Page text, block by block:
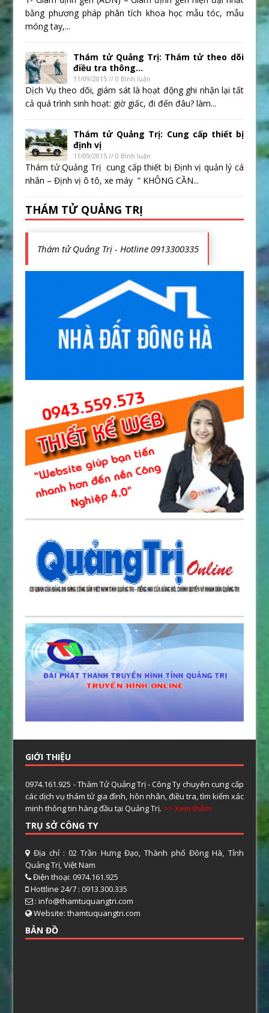
bằng phương pháp phân tích khoa học mẫu tóc, mẫu
móng tay,...
Thám tử Quảng Trị: Thám tử theo dõi
điều tra thông...
11/09/2015 // 0 Bình luận
Dịch Vụ theo dõi, giám sát là hoạt động ghi nhận lại tất
cả quá trình sinh hoạt: giờ giấc, đi đến đâu? làm...
Thám tử Quảng Trị: Cung cấp thiết bị
định vị
11/09/2015 // 0 Bình luận
Thám tử Quảng Trị cung cấp thiết bị Định vị quản lý cá
nhân – Định vị ô tô, xe máy ” KHÔNG CẦN...
THÁM TỬ QUẢNG TRỊ
Thám tử Quảng Trị - Hotline 0913300335
GIỚI THIỆU
0974.161.925 - Thám Tử Quảng Trị - Công Ty chuyên cung cấp
các dịch vụ thám tử gia đình, hôn nhân, điều tra, tìm kiếm xác
minh thông tin hàng đầu tại Quảng Trị. >> Xem thêm
TRỤ SỞ CÔNG TY
Địa chỉ : 02 Trần Hưng Đạo, Thành phố Đông Hà, Tỉnh
Quảng Trị, Việt Nam
Điện thoại: 0974.161.925
Hottline 24/7 : 0913.300.335
: info@thamtuquangtri.com
Website: thamtuquangtri.com
BẢN ĐỒ